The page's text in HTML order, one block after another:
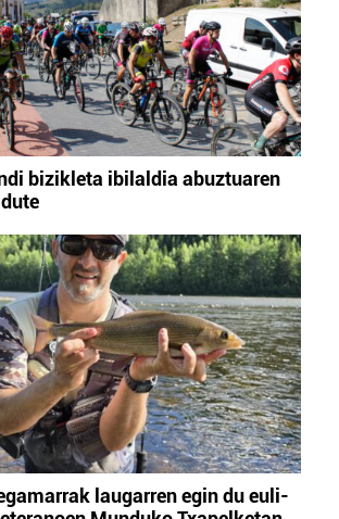
bizikleta ibilaldia abuztuaren
laugarren egin du euli-